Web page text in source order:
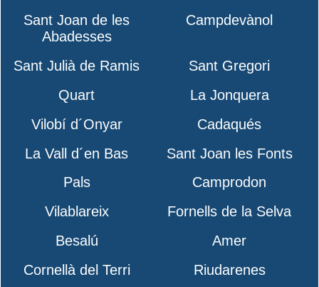
Sant Joan de les
Abadesses
Campdevànol
Sant Julià de Ramis
Sant Gregori
Quart
La Jonquera
Vilobí d´Onyar
Cadaqués
La Vall d´en Bas
Sant Joan les Fonts
Pals
Camprodon
Vilablareix
Fornells de la Selva
Besalú
Amer
Cornellà del Terri
Riudarenes